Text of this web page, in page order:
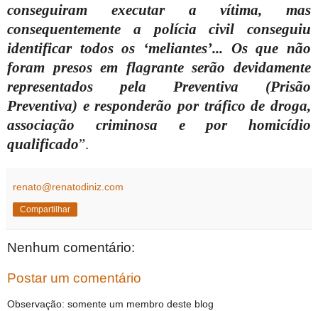
conseguiram executar a vítima, mas
consequentemente a polícia civil conseguiu
identificar todos os ‘meliantes’... Os que não
foram presos em flagrante serão devidamente
representados pela Preventiva (Prisão
Preventiva) e responderão por tráfico de droga,
associação criminosa e por homicídio
qualificado”.
renato@renatodiniz.com
Compartilhar
Nenhum comentário:
Postar um comentário
Observação: somente um membro deste blog